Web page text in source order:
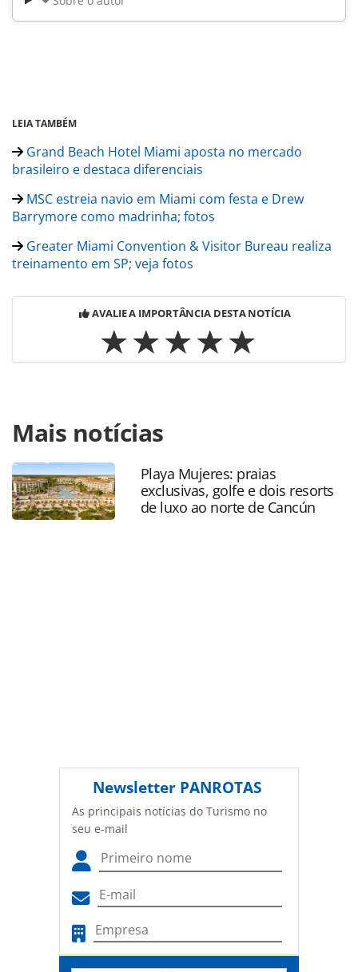
LEIA TAMBÉM
Grand Beach Hotel Miami aposta no mercado
brasileiro e destaca diferenciais
MSC estreia navio em Miami com festa e Drew
Barrymore como madrinha; fotos
Greater Miami Convention & Visitor Bureau realiza
treinamento em SP; veja fotos
AVALIE A IMPORTÂNCIA DESTA NOTÍCIA
https://www.panrotas.com.br/mercado/destinos/2025/04/
de-brasileiros-em-miami-deve-atingir-niveis-pre-pandemia-
em-2025_216723.html ou as ferramentas oferecidas na
página. Todo o conteúdo produzido pela PANROTAS
Editora é protegido pela legislação brasileira sobre direito
autoral. Não reproduza o conteúdo sem autorização da
Mais notícias
Playa Mujeres: praias
exclusivas, golfe e dois resorts
de luxo ao norte de Cancún
Newsletter PANROTAS
As principais notícias do Turismo no
seu e-mail